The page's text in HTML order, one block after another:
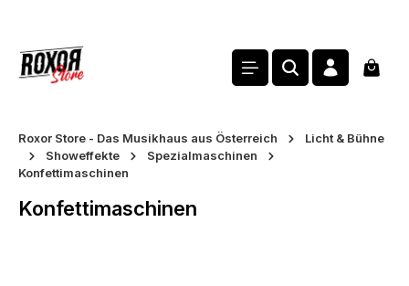
Roxor Store - Das Musikhaus aus Österreich
Licht & Bühne
Showeffekte
Spezialmaschinen
Konfettimaschinen
Konfettimaschinen